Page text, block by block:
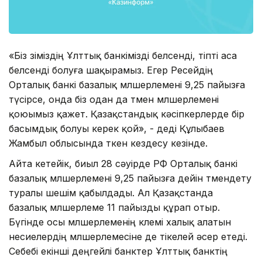
«Біз өзіміздің Ұлттық банкімізді белсенді, тіпті аса
белсенді болуға шақырамыз. Егер Ресейдің
Орталық банкі базалық мөлшерлемені 9,25 пайызға
түсірсе, онда біз одан да төмен мөлшерлемені
қоюымыз қажет. Қазақстандық кәсіпкерлерде бір
басымдық болуы керек қой», - деді Құлыбаев
Жамбыл облысында өткен кездесу кезінде.
Айта кетейік, биыл 28 сәуірде РФ Орталық банкі
базалық мөлшерлемені 9,25 пайызға дейін төмендету
туралы шешім қабылдады. Ал Қазақстанда
базалық мөлшерлеме 11 пайызды құрап отыр.
Бүгінде осы мөлшерлеменің көлемі халық алатын
несиелердің мөлшерлемесіне де тікелей әсер етеді.
Себебі екінші деңгейлі банктер Ұлттық банктің